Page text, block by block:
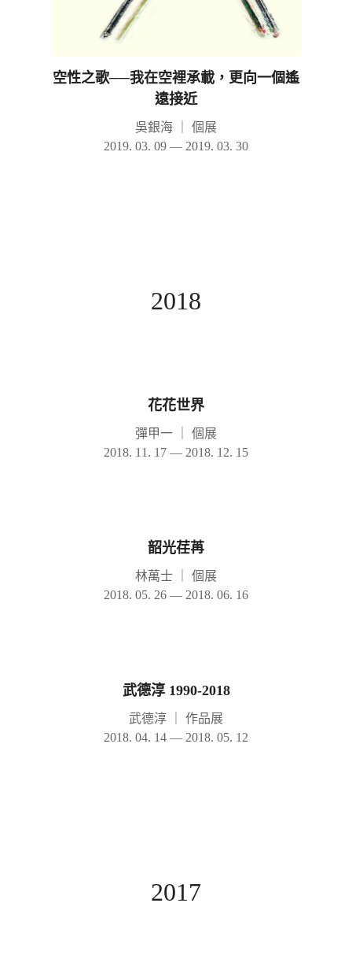
空性之歌──我在空裡承載，更向一個遙
遠接近
吳銀海
個展
2019. 03. 09 — 2019. 03. 30
2018
花花世界
彈甲一
個展
2018. 11. 17 — 2018. 12. 15
韶光荏苒
林萬士
個展
2018. 05. 26 — 2018. 06. 16
武德淳 1990-2018
武德淳
作品展
2018. 04. 14 — 2018. 05. 12
2017